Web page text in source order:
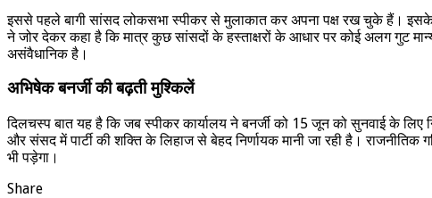
इससे पहले बागी सांसद लोकसभा स्पीकर से मुलाकात कर अपना पक्ष रख चुके हैं। इसके
ने जोर देकर कहा है कि मात्र कुछ सांसदों के हस्ताक्षरों के आधार पर कोई अलग गुट
असंवैधानिक है।
अभिषेक बनर्जी की बढ़ती मुश्किलें
दिलचस्प बात यह है कि जब स्पीकर कार्यालय ने बनर्जी को 15 जून को सुनवाई के
और संसद में पार्टी की शक्ति के लिहाज से बेहद निर्णायक मानी जा रही है। राजनीतिक
भी पड़ेगा।
Share